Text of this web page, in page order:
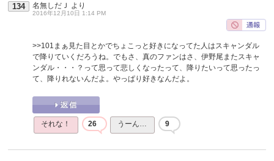
134 名無しだＪ より
2016年12月10日 1:14 PM
>>101 まぁ見た目とかでちょこっと好きになってた人はスキャンダル
で降りていくだろうね。でもさ、真のファンはさ、伊野尾またスキャ
ンダル・・・？って思って悲しくなったって、降りたいって思ったっ
て、降りれないんだよ。やっぱり好きなんだよ。
それな！ 26 うーん… 9